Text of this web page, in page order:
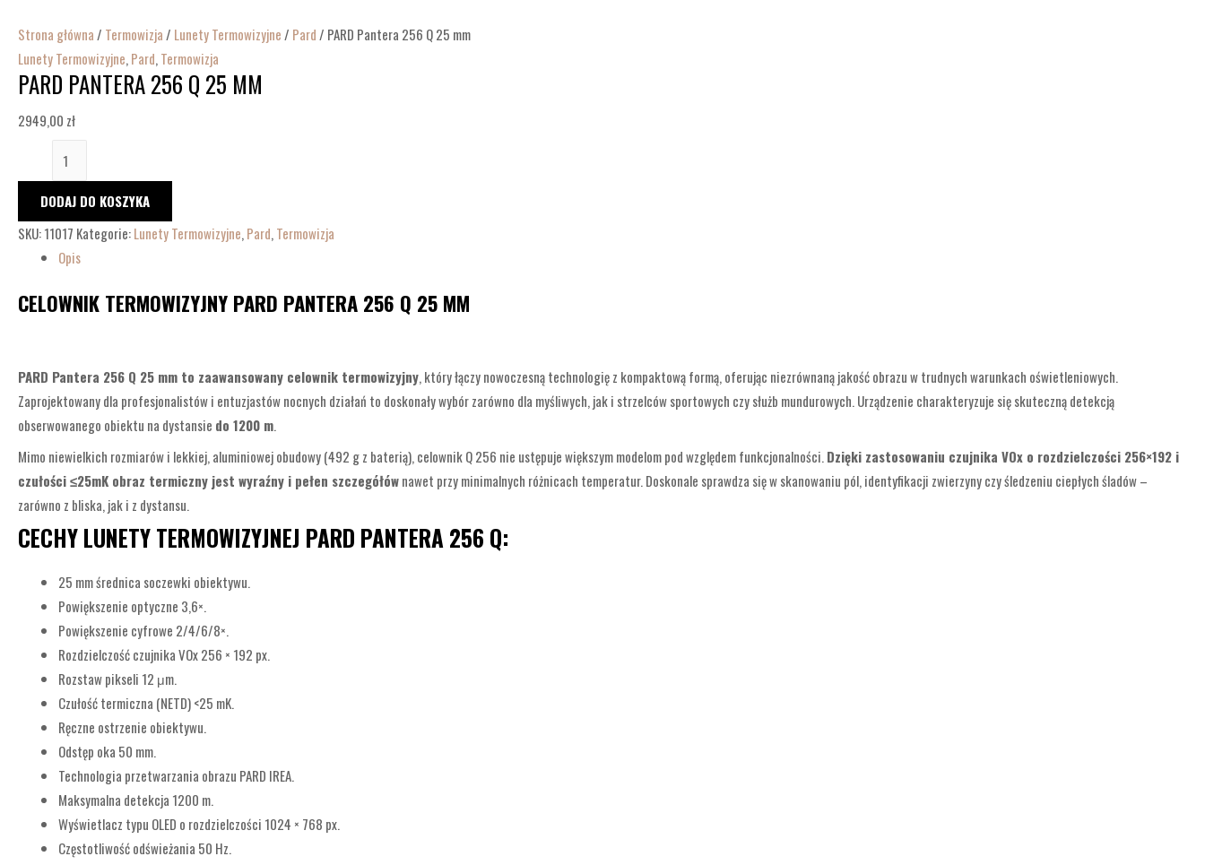
Strona główna/ Termowizja/ Lunety Termowizyjne/ Pard/ PARD Pantera 256 Q 25 mm
Lunety Termowizyjne, Pard, Termowizja
PARD PANTERA 256 Q 25 MM
2949,00 zł
DODAJ DO KOSZYKA
SKU:11017 Kategorie:Lunety Termowizyjne, Pard, Termowizja
Opis
CELOWNIK TERMOWIZYJNY PARD PANTERA 256 Q 25 MM
PARD Pantera 256 Q 25 mm to zaawansowany celownik termowizyjny, który łączy nowoczesną technologię z kompaktową formą, oferując niezrównaną jakość obrazu w trudnych warunkach oświetleniowych.
Zaprojektowany dla profesjonalistów i entuzjastów nocnych działań to doskonały wybór zarówno dla myśliwych, jak i strzelców sportowych czy służb mundurowych. Urządzenie charakteryzuje się skuteczną detekcją
obserwowanego obiektu na dystansie do 1200 m.
Mimo niewielkich rozmiarów i lekkiej, aluminiowej obudowy (492 g z baterią), celownik Q 256 nie ustępuje większym modelom pod względem funkcjonalności. Dzięki zastosowaniu czujnika VOx o rozdzielczości 256×192 i
czułości ≤25mK obraz termiczny jest wyraźny i pełen szczegółównawet przy minimalnych różnicach temperatur. Doskonale sprawdza się w skanowaniu pól, identyfikacji zwierzyny czy śledzeniu ciepłych śladów –
zarówno z bliska, jak i z dystansu.
CECHY LUNETY TERMOWIZYJNEJ PARD PANTERA 256 Q:
25 mm średnica soczewki obiektywu.
Powiększenie optyczne 3,6×.
Powiększenie cyfrowe 2/4/6/8×.
Rozdzielczość czujnika VOx 256 × 192 px.
Rozstaw pikseli 12 μm.
Czułość termiczna (NETD) <25 mK.
Ręczne ostrzenie obiektywu.
Odstęp oka 50 mm.
Technologia przetwarzania obrazu PARD IREA.
Maksymalna detekcja 1200 m.
Wyświetlacz typu OLED o rozdzielczości 1024 × 768 px.
Częstotliwość odświeżania 50 Hz.